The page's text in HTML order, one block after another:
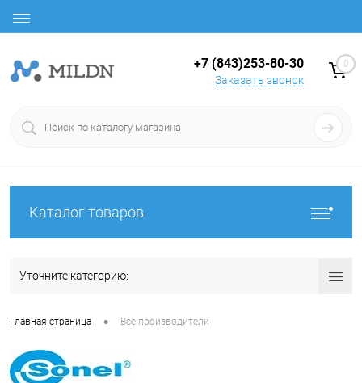
+7 (843)253-80-30
Заказать звонок
0
Каталог товаров
Уточните категорию:
Главная страница • Все производители